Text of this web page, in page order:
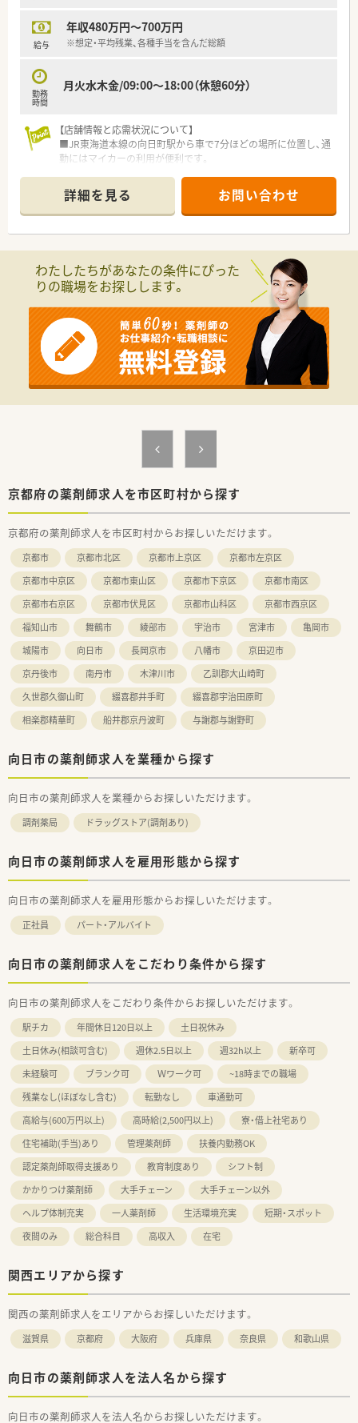
給与
年収480万円～700万円
※想定・平均残業、各種手当を含んだ総額
勤務
時間
月火水木金/09:00～18:00（休憩60分）
【店舗情報と応需状況について】
■JR東海道本線の向日町駅から車で7分ほどの場所に位置し、通
勤にはマイカーの利用が便利です。
いた環境で業務に取り組めます。
■薬剤師1名と事務1名の少人数体制で運営されており、地域に
密着した丁寧な対応が求められます。
■現在の体制における欠員補充を目的とした募集であり、即戦力
として活躍できる方を歓迎しています。
■患者様一人ひとりに寄り添った親身な対応ができ、地域医療へ
■チームワークを大切にしつつ、自身のスキルを活かして柔軟に
業務に対応できる方が活躍できます。
【勤務実態について】
■平日の9時から18時までの開局時間で、土日祝日はお休みのた
めワークライフバランスが良好です。
■調剤併設店においてはレジ打ちや商品の品出し業務はなく、薬
■残業が少なく定時での退社も目指せるため、仕事と家庭の両立
を希望する方にも適した職場環境です。
■主な業務は処方箋に基づく調剤や鑑査、患者様への服薬指導な
ど、調剤薬局業務全般を担当します。
対応も重要な業務の一つとなります。
■地域の患者様を対象とした在宅医療サービスにも対応してお
り、地域医療の一翼を担うことができます。
詳細を見る お問い合わせ
わたしたちがあなたの条件にぴった
りの職場をお探しします。
京都府の薬剤師求人を市区町村から探す
京都府の薬剤師求人を市区町村からお探しいただけます。
京都市 京都市北区 京都市上京区
京都市左京区
京都市中京区
京都市東山区 京都市下京区
京都市南区
京都市右京区
京都市伏見区 京都市山科区
京都市西京区
福知山市
舞鶴市 綾部市 宇治市 宮津市
亀岡市
城陽市
向日市 長岡京市 八幡市
京田辺市
京丹後市
南丹市 木津川市
乙訓郡大山崎町
久世郡久御山町
綴喜郡井手町
綴喜郡宇治田原町
相楽郡精華町
船井郡京丹波町 与謝郡与謝野町
向日市の薬剤師求人を業種から探す
向日市の薬剤師求人を業種からお探しいただけます。
調剤薬局 ドラッグストア(調剤あり)
向日市の薬剤師求人を雇用形態から探す
向日市の薬剤師求人を雇用形態からお探しいただけます。
正社員 パート・アルバイト
向日市の薬剤師求人をこだわり条件から探す
向日市の薬剤師求人をこだわり条件からお探しいただけます。
駅チカ 年間休日120日以上
土日祝休み
土日休み(相談可含む)
週休2.5日以上 週32h以上
新卒可
未経験可
ブランク可 Ｗワーク可
~18時までの職場
残業なし(ほぼなし含む)
転勤なし
車通勤可
高給与(600万円以上)
高時給(2,500円以上)
寮・借上社宅あり
住宅補助(手当)あり
管理薬剤師
扶養内勤務OK
認定薬剤師取得支援あり
教育制度あり
シフト制
かかりつけ薬剤師
大手チェーン
大手チェーン以外
ヘルプ体制充実
一人薬剤師 生活環境充実
短期・スポット
夜間のみ
総合科目 高収入 在宅
関西エリアから探す
関西の薬剤師求人をエリアからお探しいただけます。
滋賀県 京都府 大阪府 兵庫県 奈良県 和歌山県
向日市の薬剤師求人を法人名から探す
向日市の薬剤師求人を法人名からお探しいただけます。